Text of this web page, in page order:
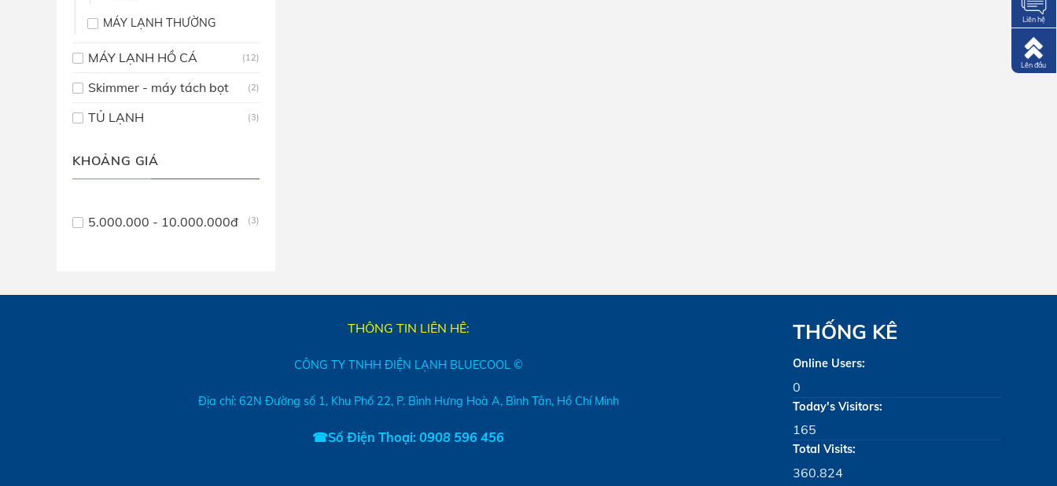
MÁY LẠNH THƯỜNG
MÁY LẠNH HỒ CÁ (12)
Skimmer - máy tách bọt (2)
TỦ LẠNH (3)
KHOẢNG GIÁ
5.000.000 - 10.000.000đ (3)
THÔNG TIN LIÊN HÊ:
CÔNG TY TNHH ĐIỆN LẠNH BLUECOOL ©
Địa chỉ: 62N Đường số 1, Khu Phố 22, P. Bình Hưng Hoà A, Bình Tân, Hồ Chí Minh
☎Số Điện Thoại: 0908 596 456
THỐNG KÊ
Online Users:
0
Today's Visitors:
165
Total Visits:
360.824
Liên hệ
Lên đầu